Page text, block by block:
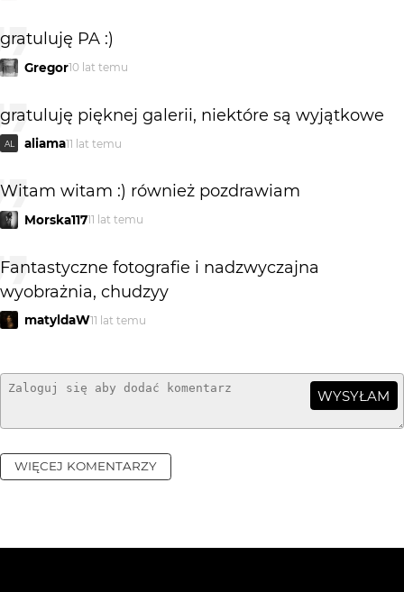
gratuluję PA :)
Gregor10 lat temu
gratuluję pięknej galerii, niektóre są wyjątkowe
AL aliama11 lat temu
Witam witam :) również pozdrawiam
Morska11711 lat temu
Fantastyczne fotografie i nadzwyczajna
wyobrażnia, chudzyy
matyldaW11 lat temu
WYSYŁAM
WIĘCEJ KOMENTARZY